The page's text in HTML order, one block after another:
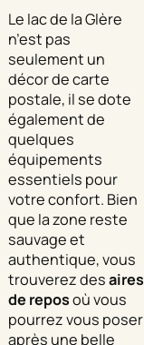
Le lac de la Glère
n’est pas
seulement un
décor de carte
postale, il se dote
également de
quelques
équipements
essentiels pour
votre confort. Bien
que la zone reste
sauvage et
authentique, vous
trouverez desaires
de reposoù vous
pourrez vous poser
après une belle